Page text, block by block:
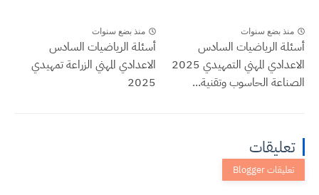
بضع سنوات
الرياضيات السادس
الاعدادي المهني التمهيدي 2025
الحاسوب وتقنية...
منذ بضع سنوات
أسئلة الرياضيات السادس
الاعدادي المهني الزراعة تمهيدي